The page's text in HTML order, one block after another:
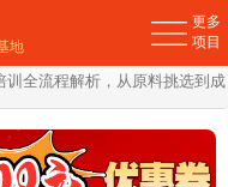
训全流程解析，从原料挑选到成
地
更多
项目